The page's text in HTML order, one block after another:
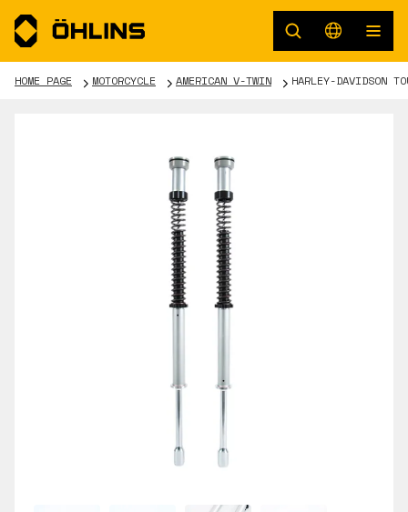
HOME PAGE MOTORCYCLE AMERICAN V-TWIN HARLEY-DAVIDSON